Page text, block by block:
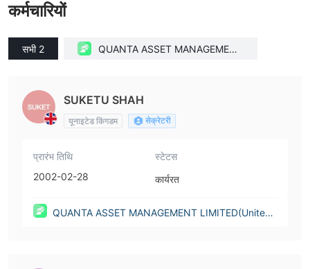
कर्मचारियों
सभी 2
QUANTA ASSET MANAGEMENT
SUKETU SHAH
यूनाइटेड किंगडम सेक्रेटरी
प्रारंभ तिथि
2002-02-28
स्टेटस
कार्यरत
QUANTA ASSET MANAGEMENT LIMITED(United